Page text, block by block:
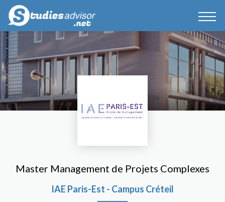
Master Management de Projets Complexes
IAE Paris-Est - Campus Créteil